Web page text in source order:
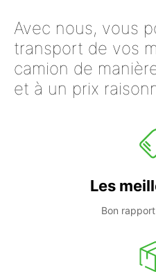
Avec nous, vous
transport de vos
camion de
et à un prix
Les
Bon